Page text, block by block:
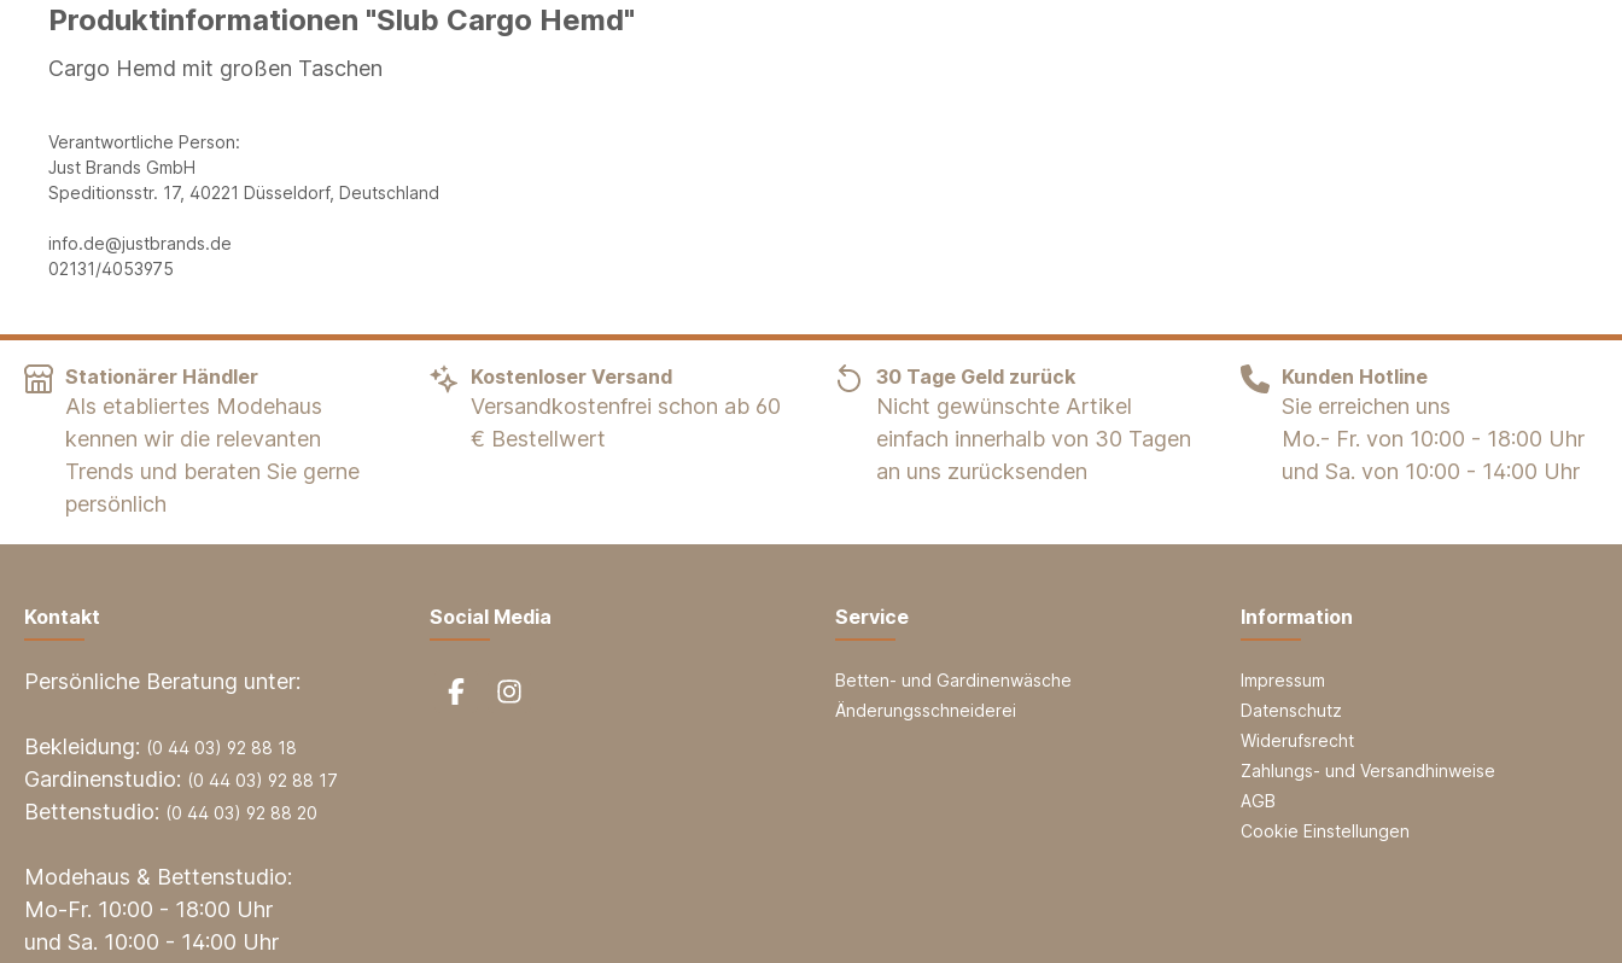
Produktinformationen "Slub Cargo Hemd"
Cargo Hemd mit großen Taschen
Verantwortliche Person:
Just Brands GmbH
Speditionsstr. 17, 40221 Düsseldorf, Deutschland
info.de@justbrands.de
02131/4053975
Stationärer Händler
Als etabliertes Modehaus
kennen wir die relevanten
Trends und beraten Sie gerne
persönlich
Kostenloser Versand
Versandkostenfrei schon ab 60
€ Bestellwert
30 Tage Geld zurück
Nicht gewünschte Artikel
einfach innerhalb von 30 Tagen
an uns zurücksenden
Kunden Hotline
Sie erreichen uns
Mo.- Fr. von 10:00 - 18:00 Uhr
und Sa. von 10:00 - 14:00 Uhr
Kontakt
Persönliche Beratung unter:
Bekleidung: (0 44 03) 92 88 18
Gardinenstudio: (0 44 03) 92 88 17
Bettenstudio: (0 44 03) 92 88 20
Modehaus & Bettenstudio:
Mo-Fr. 10:00 - 18:00 Uhr
und Sa. 10:00 - 14:00 Uhr
Social Media Service
Betten- und Gardinenwäsche
Änderungsschneiderei
Information
Impressum
Datenschutz
Widerufsrecht
Zahlungs- und Versandhinweise
AGB
Cookie Einstellungen